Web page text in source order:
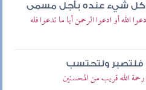
وكل شيء عنده بأجل مسمى
أو ادعوا الرحمن أيا ما تدعوا فله
فلتصبر ولتحتسب
الله قريب من المحسنين